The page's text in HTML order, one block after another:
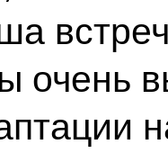
очень